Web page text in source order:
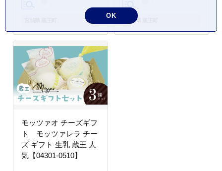
宮城県 蔵王町
モッツァオ チーズギフ
ト モッツァレラ チー
ズ ギフト 生乳 蔵王 人
気【04301-0510】
OK